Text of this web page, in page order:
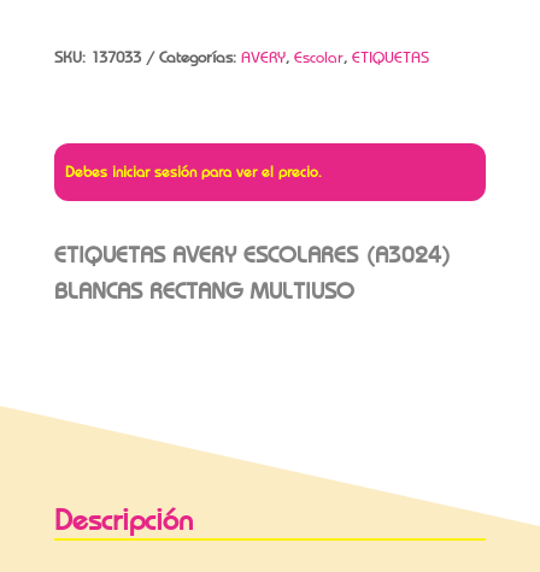
SKU: 137033 Categorías: AVERY, Escolar, ETIQUETAS
Debes iniciar sesión para ver el precio.
ETIQUETAS AVERY ESCOLARES (A3024)
BLANCAS RECTANG MULTIUSO
Descripción